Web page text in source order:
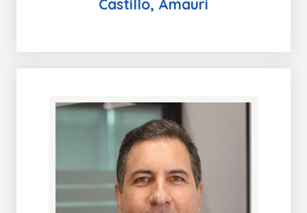
Castillo, Amauri